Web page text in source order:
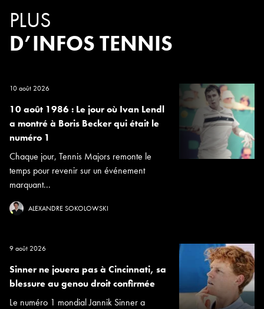
PLUS
D’INFOS TENNIS
10 août 2026
10 août 1986 : Le jour où Ivan Lendl
a montré à Boris Becker qui était le
numéro 1
Chaque jour, Tennis Majors remonte le
temps pour revenir sur un événement
marquant...
ALEXANDRE SOKOLOWSKI
9 août 2026
Sinner ne jouera pas à Cincinnati, sa
blessure au genou droit confirmée
Le numéro 1 mondial Jannik Sinner a